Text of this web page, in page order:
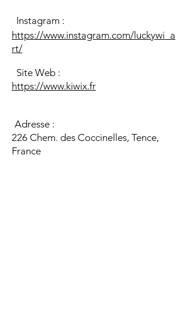
Instagram :
https://www.instagram.com/luckywi_a
rt/
Site Web :
https://www.kiwix.fr
Adresse :
226 Chem. des Coccinelles, Tence,
France